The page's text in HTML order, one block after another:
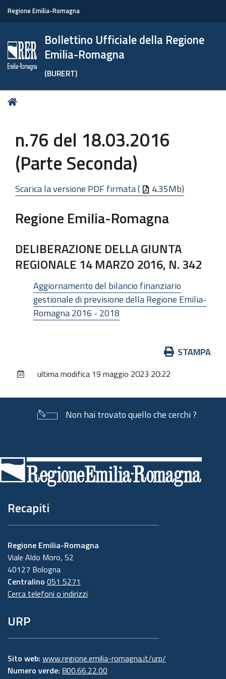
Regione Emilia-Romagna
Bollettino Ufficiale della Regione
Emilia-Romagna
(BURERT)
Tu
n.76 del 18.03.2016
(Parte Seconda)
Scarica la versione PDF firmata ( 4.35Mb)
Regione Emilia-Romagna
DELIBERAZIONE DELLA GIUNTA
REGIONALE 14 MARZO 2016, N. 342
Aggiornamento del bilancio finanziario
gestionale di previsione della Regione Emilia-
Romagna 2016 - 2018
documento
STAMPA
ultima modifica 19 maggio 2023 20:22
Non hai trovato quello che cerchi ?
di
pagina
Recapiti
Regione Emilia-Romagna
Viale Aldo Moro, 52
40127 Bologna
Centralino 051 5271
Cerca telefoni o indirizzi
URP
Sito web: www.regione.emilia-romagna.it/urp/
Numero verde: 800.66.22.00